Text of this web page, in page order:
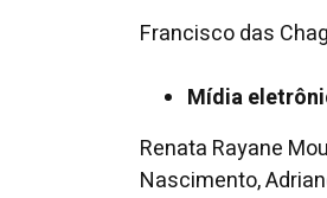
Francisco das
Mídia
Renata Rayane
Nascimento,